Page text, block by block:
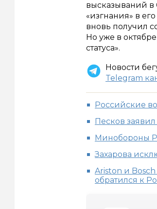
высказываний в
«изгнания» в
вновь получил
Но уже в
статуса».
Новости
Telegram
Российские
Песков
Минобороны
Захарова
Ariston и
обратился к